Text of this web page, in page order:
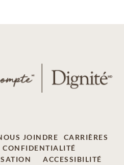
JOINDRE
CARRIÈRES
CONFIDENTIALITÉ
ACCESSIBILITÉ